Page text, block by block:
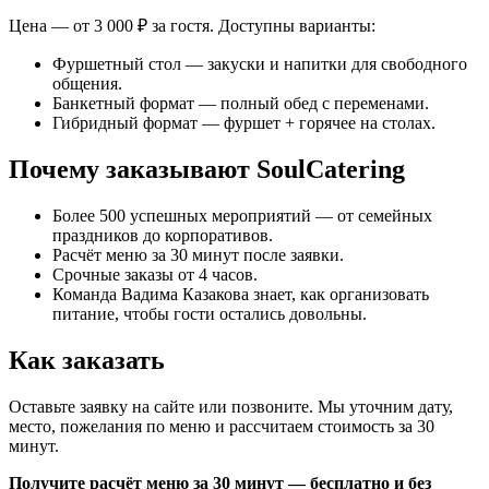
Цена — от 3 000 ₽ за гостя. Доступны варианты:
Фуршетный стол — закуски и напитки для свободного
общения.
Банкетный формат — полный обед с переменами.
Гибридный формат — фуршет + горячее на столах.
Почему заказывают SoulCatering
Более 500 успешных мероприятий — от семейных
праздников до корпоративов.
Расчёт меню за 30 минут после заявки.
Срочные заказы от 4 часов.
Команда Вадима Казакова знает, как организовать
питание, чтобы гости остались довольны.
Как заказать
Оставьте заявку на сайте или позвоните. Мы уточним дату,
место, пожелания по меню и рассчитаем стоимость за 30
минут.
Получите расчёт меню за 30 минут — бесплатно и без